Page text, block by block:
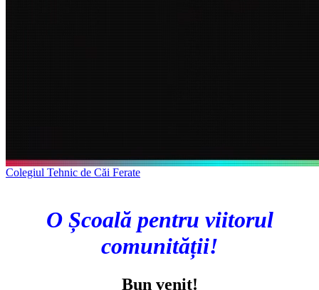
Colegiul Tehnic de Căi Ferate
O Școală pentru viitorul
comunității!
Bun venit!